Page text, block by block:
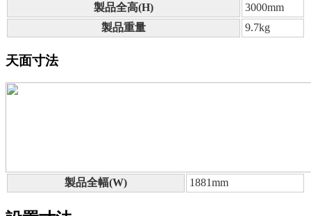
製品全高(H)
3000mm
製品重量
9.7kg
天面寸法
製品全幅(W) 1881mm